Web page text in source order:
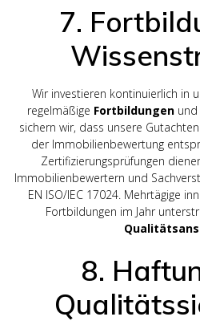
7.
Wir investieren kontinuierlich in
regelmäßige Fortbildungen
sichern wir, dass unsere
der Immobilienbewertung
Zertifizierungsprüfungen
Immobilienbewertern und
EN ISO/IEC 17024. Mehrtägige
Fortbildungen im Jahr
8.